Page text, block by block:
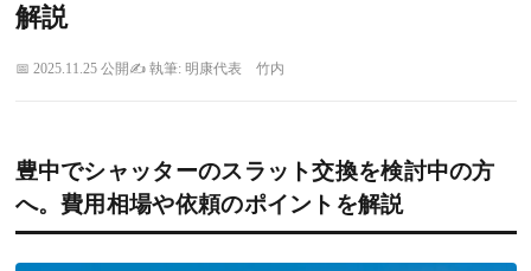
解説
2025.11.25 公開 執筆: 明康代表 竹内
豊中でシャッターのスラット交換を検討中の方
へ。費用相場や依頼のポイントを解説